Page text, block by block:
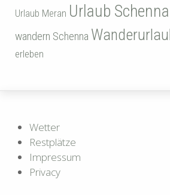
Urlaub Meran Urlaub Schenna
wandern Schenna
erleben
Wetter
Restplätze
Impressum
Privacy